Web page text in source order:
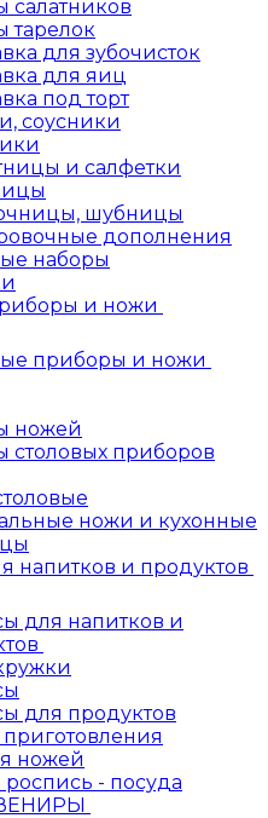
салатников
тарелок
для зубочисток
для яиц
под торт
соусники
и салфетки
шубницы
дополнения
наборы
и ножи
приборы и ножи
ножей
столовых приборов
ножи и кухонные
напитков и продуктов
для напитков и
для продуктов
ножей
роспись - посуда